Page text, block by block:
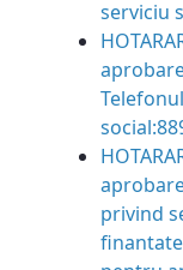
serviciu
privind